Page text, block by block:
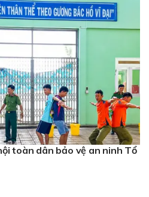
toàn dân bảo vệ an ninh Tổ